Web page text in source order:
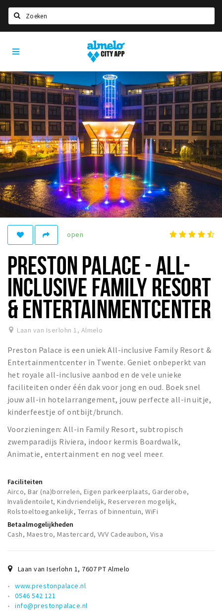
Home
Agenda
Deals
Nieuws
Vacatures
Eten
Drinken
Slapen
Recreatief
Winkels
Winkelgebieden
Bezienswaardigheden
Musea, theaters & podia
Uitjes & activiteiten
Toeristische routes
Inloggen
Almelo
City
open
PRESTON PALACE - ALL-
INCLUSIVE FAMILY RESORT
& ENTERTAINMENTCENTER
Laan van Iserlohn 1, Almelo
Preston Palace is een uniek All-inclusive Family Resort &
Entertainmentcenter in Twente. Geniet onbeperkt van
het royale all-inclusive aanbod en de vele unieke
faciliteiten onder één dak voor jong en oud. Boek snel
jouw all-in hotelarrangement, jouw perfecte all-in uitje,
kinderfeestje of ontbijt/brunch.
Voorzieningen: All-in Family Resort, subtropisch
zwemparadijs Riviera, indoor kermis Boardwalk,
Animatie, entertainment en nog veel meer.
Faciliteiten
Airco, Bar (na)borrelen, Eigen parkeerplaats, Garderobe,
Invalidentoilet, Kindvriendelijk, Reserveren mogelijk,
Rolstoeltoegankelijk, Terras of binnentuin, WiFi
Betaalmogelijkheden
Cash, Maestro, Mastercard, VVV Cadeaubon, Visa
Laan van Iserlohn 1, 7607 PT Almelo
www.prestonpalace.nl
0546 542 121
info@prestonpalace.nl